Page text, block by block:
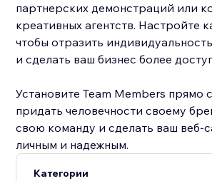
партнерских демонстраций или
креативных агентств. Настройте
чтобы отразить
и сделать ваш бизнес более
Установите Team Members прямо
придать человечности своему
свою команду и сделать ваш веб-
личным и надежным.
Категории